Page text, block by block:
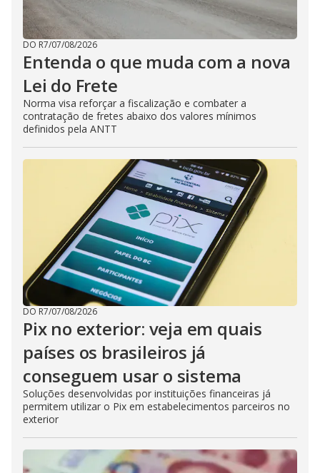
DO R7/07/08/2026
Entenda o que muda com a nova
Lei do Frete
Norma visa reforçar a fiscalização e combater a
contratação de fretes abaixo dos valores mínimos
definidos pela ANTT
DO R7/07/08/2026
Pix no exterior: veja em quais
países os brasileiros já
conseguem usar o sistema
Soluções desenvolvidas por instituições financeiras já
permitem utilizar o Pix em estabelecimentos parceiros no
exterior